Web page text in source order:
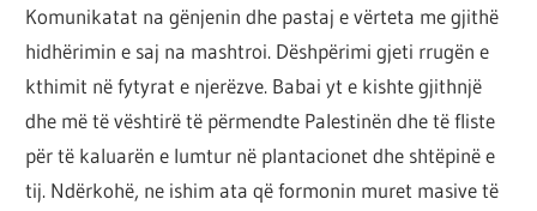
Komunikatat na gënjenin dhe pastaj e vërteta me gjithë
hidhërimin e saj na mashtroi. Dëshpërimi gjeti rrugën e
kthimit në fytyrat e njerëzve. Babai yt e kishte gjithnjë
dhe më të vështirë të përmendte Palestinën dhe të fliste
për të kaluarën e lumtur në plantacionet dhe shtëpinë e
tij. Ndërkohë, ne ishim ata që formonin muret masive të